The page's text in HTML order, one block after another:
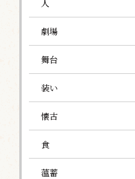
人
劇場
舞台
装い
懐古
食
薀蓄